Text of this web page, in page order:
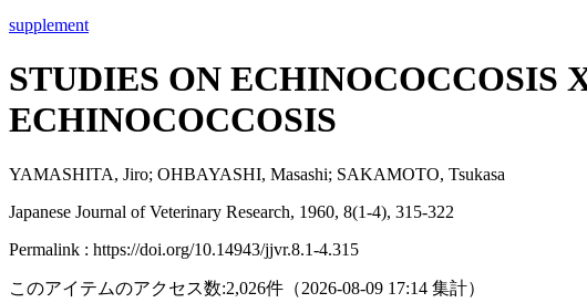
supplement
STUDIES ON ECHINOCOCCOSIS
ECHINOCOCCOSIS
YAMASHITA, Jiro; OHBAYASHI, Masashi; SAKAMOTO, Tsukasa
Japanese Journal of Veterinary Research, 1960, 8(1-4), 315-322
Permalink : https://doi.org/10.14943/jjvr.8.1-4.315
このアイテムのアクセス数:2,026件 （2026-08-09 17:14 集計）